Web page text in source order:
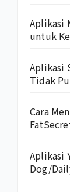
Aplikasi
untuk
Aplikasi
Tidak
Cara
Aplikasi
Dog/